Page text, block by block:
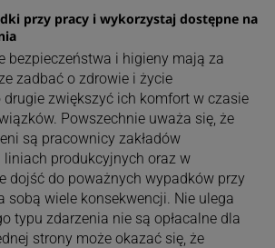
przy pracy i wykorzystaj dostępne na
bezpieczeństwa i higieny mają za
zadbać o zdrowie i życie
drugie zwiększyć ich komfort w czasie
Powszechnie uważa się, że
są pracownicy zakładów
liniach produkcyjnych oraz w
dojść do poważnych wypadków przy
sobą wiele konsekwencji. Nie ulega
typu zdarzenia nie są opłacalne dla
strony może okazać się, że